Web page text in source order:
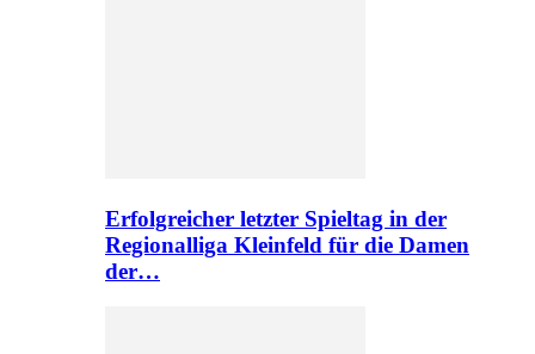
Erfolgreicher letzter Spieltag in der
Regionalliga Kleinfeld für die Damen
der…